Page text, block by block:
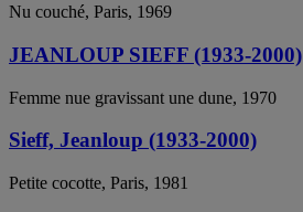
Nu couché, Paris, 1969
JEANLOUP SIEFF (1933-2000)
Femme nue gravissant une dune, 1970
Sieff, Jeanloup (1933-2000)
Petite cocotte, Paris, 1981